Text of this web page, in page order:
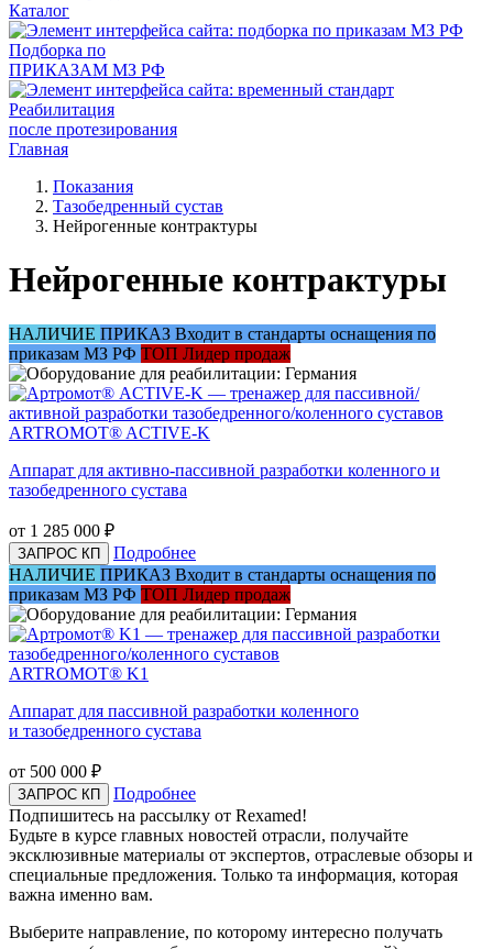
Каталог
Подборка по
ПРИКАЗАМ МЗ РФ
Реабилитация
после протезирования
Главная
Показания
Тазобедренный сустав
Нейрогенные контрактуры
Нейрогенные контрактуры
НАЛИЧИЕ ПРИКАЗ Входит в стандарты оснащения по
приказам МЗ РФ ТОП Лидер продаж
ARTROMOT® ACTIVE-K
Аппарат для активно-пассивной разработки коленного и
тазобедренного сустава
от 1 285 000 ₽
ЗАПРОС КП
Подробнее
НАЛИЧИЕ ПРИКАЗ Входит в стандарты оснащения по
приказам МЗ РФ ТОП Лидер продаж
ARTROMOT® K1
Аппарат для пассивной разработки коленного
и тазобедренного сустава
от 500 000 ₽
ЗАПРОС КП
Подробнее
Подпишитесь на рассылку от Rexamed!
Будьте в курсе главных новостей отрасли, получайте
эксклюзивные материалы от экспертов, отраслевые обзоры и
специальные предложения. Только та информация, которая
важна именно вам.
Выберите направление, по которому интересно получать